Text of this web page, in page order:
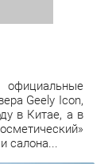
Geely Icon,
в Китае, а в
салона...